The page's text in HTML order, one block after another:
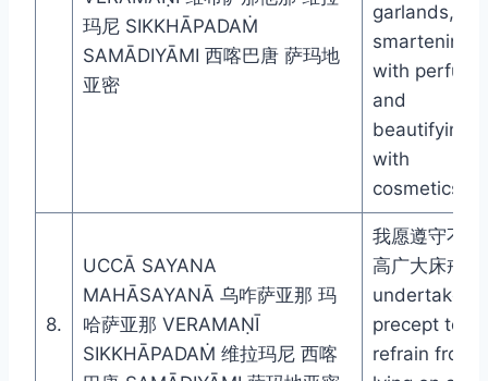
玛尼 SIKKHĀPADAṀ
SAMĀDIYĀMI 西喀巴唐 萨玛地
亚密
garlands,
smartening
with
and
beautifying
with
cosmetics
8.
UCCĀ SAYANA
MAHĀSAYANĀ 乌咋萨亚那 玛
哈萨亚那 VERAMAṆĪ
SIKKHĀPADAṀ 维拉玛尼 西喀
我愿遵守不坐
高广大床戒 I
undertake
precept to
refrain from